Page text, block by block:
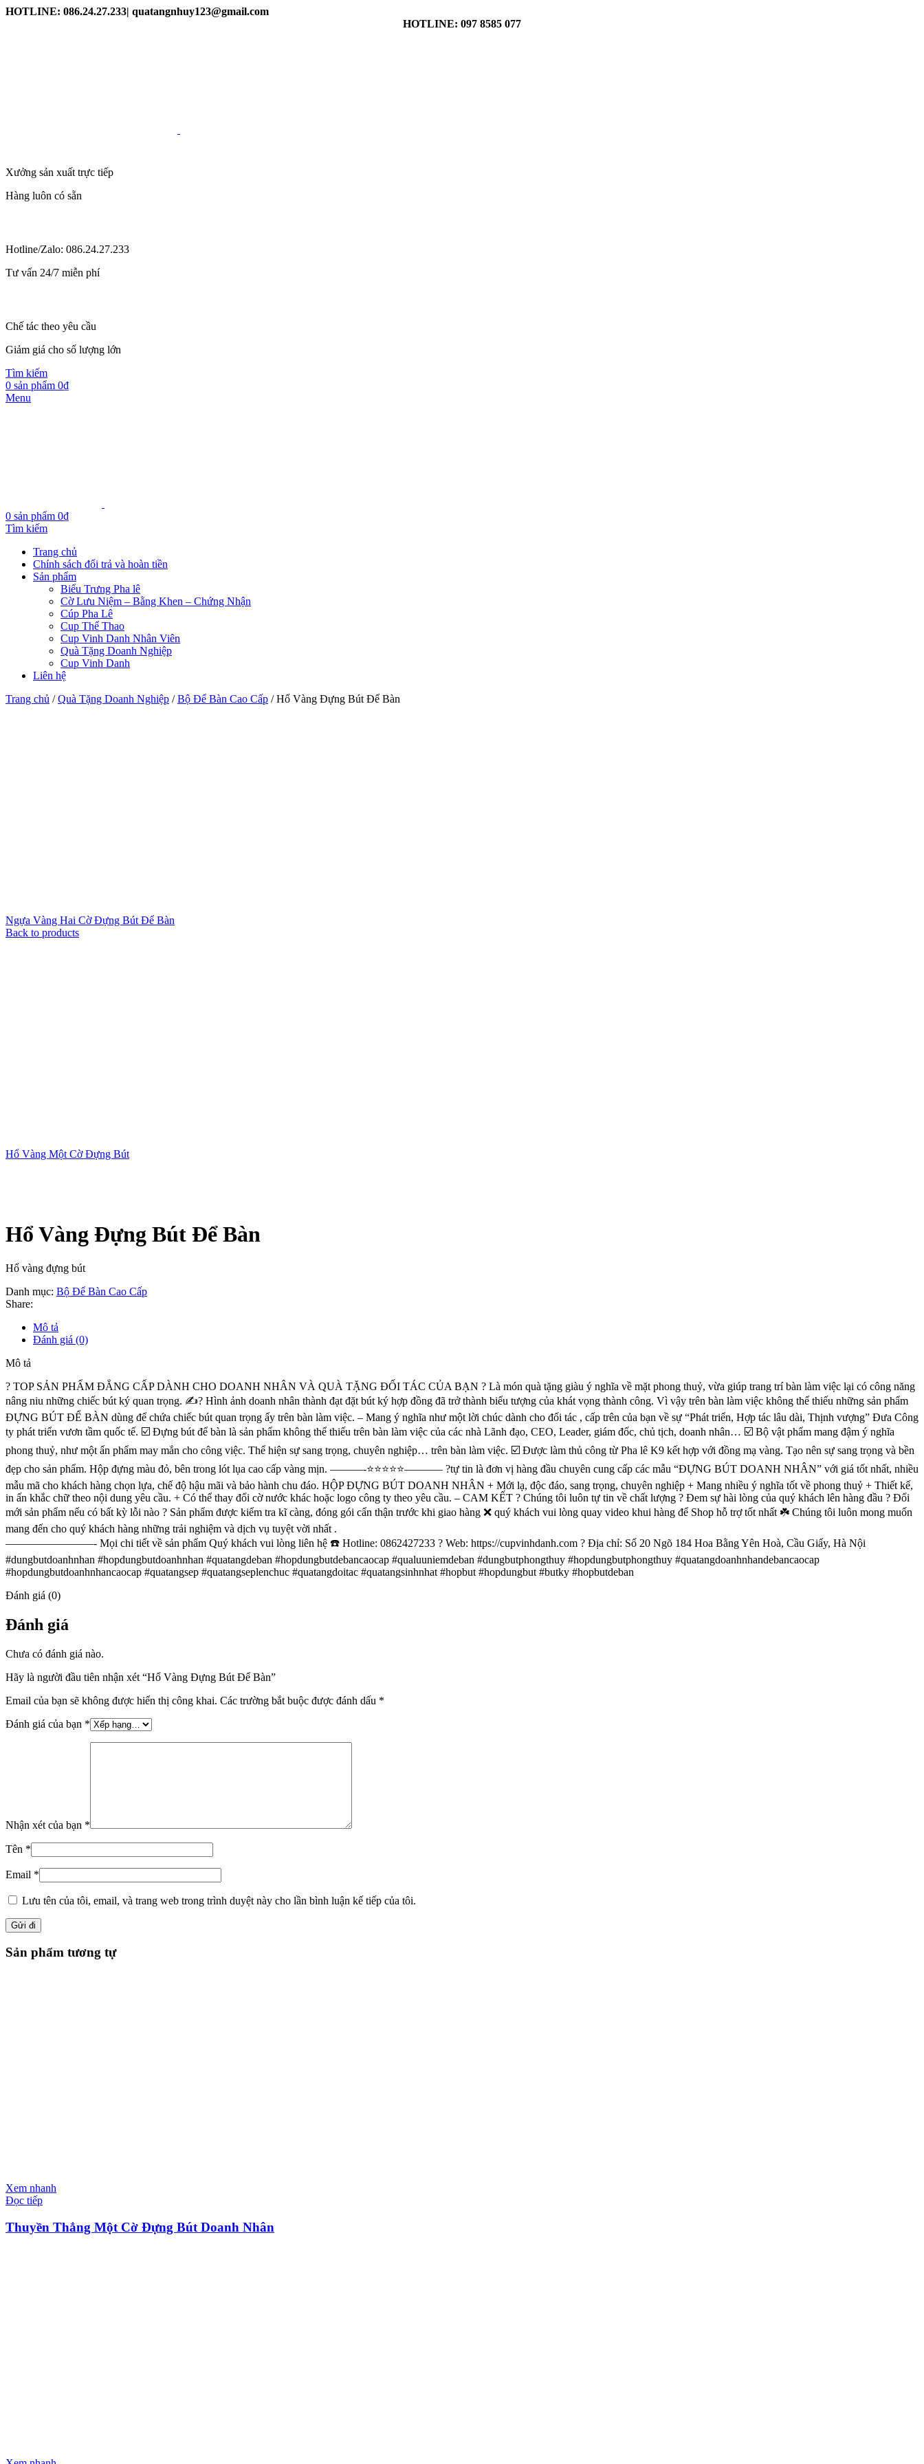
HOTLINE: 086.24.27.233| quatangnhuy123@gmail.com
HOTLINE: 097 8585 077
Xưởng sản xuất trực tiếp
Hàng luôn có sẵn
Hotline/Zalo: 086.24.27.233
Tư vấn 24/7 miễn phí
Chế tác theo yêu cầu
Giảm giá cho số lượng lớn
Tìm kiếm
0 sản phẩm 0₫
Menu
0 sản phẩm 0₫
Tìm kiếm
Trang chủ
Chính sách đổi trả và hoàn tiền
Sản phẩm
Biểu Trưng Pha lê
Cờ Lưu Niệm – Bằng Khen – Chứng Nhận
Cúp Pha Lê
Cup Thể Thao
Cup Vinh Danh Nhân Viên
Quà Tặng Doanh Nghiệp
Cup Vinh Danh
Liên hệ
Trang chủ /Quà Tặng Doanh Nghiệp /Bộ Để Bàn Cao Cấp /Hổ Vàng Đựng Bút Để Bàn
Ngựa Vàng Hai Cờ Đựng Bút Để Bàn
Back to products
Hổ Vàng Một Cờ Đựng Bút
Hổ Vàng Đựng Bút Để Bàn
Hổ vàng đựng bút
Danh mục: Bộ Để Bàn Cao Cấp
Share:
Mô tả
Đánh giá (0)
Mô tả
?️ TOP SẢN PHẨM ĐẲNG CẤP DÀNH CHO DOANH NHÂN VÀ QUÀ TẶNG ĐỐI TÁC CỦA BẠN ? Là món quà tặng giàu ý nghĩa về mặt phong thuỷ, vừa giúp trang trí bàn làm việc lại có công năng
nâng niu những chiếc bút ký quan trọng. ✍? Hình ảnh doanh nhân thành đạt đặt bút ký hợp đồng đã trở thành biểu tượng của khát vọng thành công. Vì vậy trên bàn làm việc không thể thiếu những sản phẩm
ĐỰNG BÚT ĐỂ BÀN dùng để chứa chiếc bút quan trọng ấy trên bàn làm việc. – Mang ý nghĩa như một lời chúc dành cho đối tác , cấp trên của bạn về sự “Phát triển, Hợp tác lâu dài, Thịnh vượng” Đưa Công
ty phát triển vươn tầm quốc tế. ☑️ Đựng bút để bàn là sản phẩm không thể thiếu trên bàn làm việc của các nhà Lãnh đạo, CEO, Leader, giám đốc, chủ tịch, doanh nhân… ☑️ Bộ vật phẩm mang đậm ý nghĩa
phong thuỷ, như một ấn phẩm may mắn cho công việc. Thể hiện sự sang trọng, chuyên nghiệp… trên bàn làm việc. ☑️ Được làm thủ công từ Pha lê K9 kết hợp với đồng mạ vàng. Tạo nên sự sang trọng và bền
đẹp cho sản phẩm. Hộp đựng màu đỏ, bên trong lót lụa cao cấp vàng mịn. ———-⭐️⭐️⭐️⭐️⭐️———– ?tự tin là đơn vị hàng đầu chuyên cung cấp các mẫu “ĐỰNG BÚT DOANH NHÂN” với giá tốt nhất, nhiều
mẫu mã cho khách hàng chọn lựa, chế độ hậu mãi và bảo hành chu đáo. HỘP ĐỰNG BÚT DOANH NHÂN + Mới lạ, độc đáo, sang trọng, chuyên nghiệp + Mang nhiều ý nghĩa tốt về phong thuỷ + Thiết kế,
in ấn khắc chữ theo nội dung yêu cầu. + Có thể thay đổi cờ nước khác hoặc logo công ty theo yêu cầu. – CAM KẾT ? Chúng tôi luôn tự tin về chất lượng ? Đem sự hài lòng của quý khách lên hàng đầu ? Đổi
mới sản phẩm nếu có bất kỳ lỗi nào ? Sản phẩm được kiểm tra kĩ càng, đóng gói cẩn thận trước khi giao hàng ❌ quý khách vui lòng quay video khui hàng để Shop hỗ trợ tốt nhất ☘️ Chúng tôi luôn mong muốn
mang đến cho quý khách hàng những trải nghiệm và dịch vụ tuyệt vời nhất .
————————- Mọi chi tiết về sản phẩm Quý khách vui lòng liên hệ ☎️ Hotline: 0862427233 ? Web: https://cupvinhdanh.com ? Địa chỉ: Số 20 Ngõ 184 Hoa Bằng Yên Hoà, Cầu Giấy, Hà Nội
#dungbutdoanhnhan #hopdungbutdoanhnhan #quatangdeban #hopdungbutdebancaocap #qualuuniemdeban #dungbutphongthuy #hopdungbutphongthuy #quatangdoanhnhandebancaocap
#hopdungbutdoanhnhancaocap #quatangsep #quatangseplenchuc #quatangdoitac #quatangsinhnhat #hopbut #hopdungbut #butky #hopbutdeban
Đánh giá (0)
Đánh giá
Chưa có đánh giá nào.
Hãy là người đầu tiên nhận xét “Hổ Vàng Đựng Bút Để Bàn”
Email của bạn sẽ không được hiển thị công khai. Các trường bắt buộc được đánh dấu *
Đánh giá của bạn *
Nhận xét của bạn *
Tên *
Email *
Lưu tên của tôi, email, và trang web trong trình duyệt này cho lần bình luận kế tiếp của tôi.
Sản phẩm tương tự
Xem nhanh
Đọc tiếp
Thuyền Thẳng Một Cờ Đựng Bút Doanh Nhân